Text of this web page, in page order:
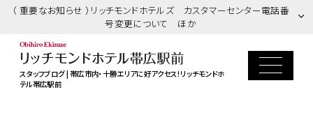
（ 重要なお知らせ ）リッチモンドホテルズ カスタマーセンター電話番
号変更について ほか
スタッフブログ | 帯広市内・十勝エリアに好アクセス！リッチモンドホ
テル帯広駅前